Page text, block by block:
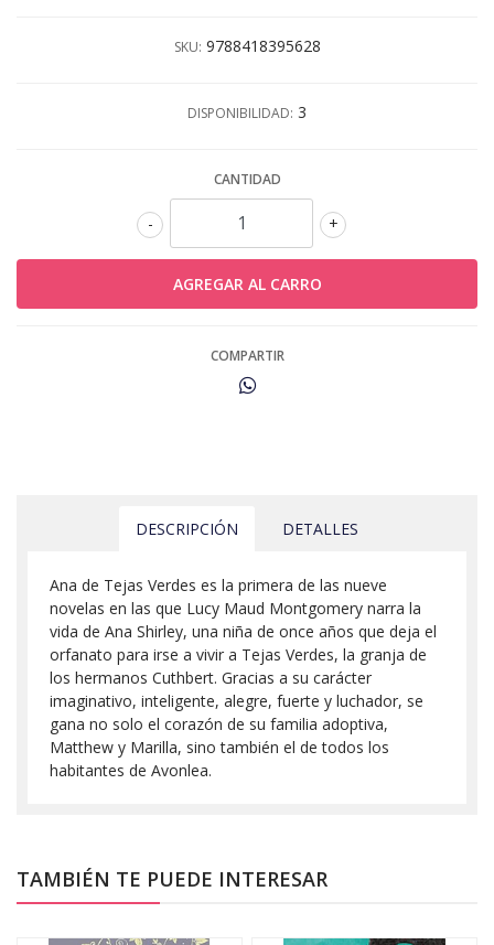
SKU: 9788418395628
DISPONIBILIDAD: 3
CANTIDAD
+
-
COMPARTIR
DESCRIPCIÓN DETALLES
Ana de Tejas Verdes es la primera de las nueve
novelas en las que Lucy Maud Montgomery narra la
vida de Ana Shirley, una niña de once años que deja el
orfanato para irse a vivir a Tejas Verdes, la granja de
los hermanos Cuthbert. Gracias a su carácter
imaginativo, inteligente, alegre, fuerte y luchador, se
gana no solo el corazón de su familia adoptiva,
Matthew y Marilla, sino también el de todos los
habitantes de Avonlea.
TAMBIÉN TE PUEDE INTERESAR